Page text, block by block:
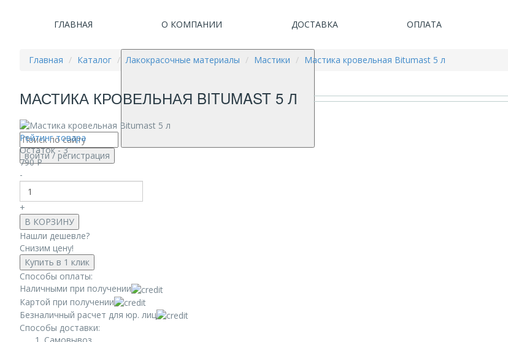
ГЛАВНАЯ О КОМПАНИИ ДОСТАВКА ОПЛАТА
войти/ регистрация
Главная Каталог Лакокрасочные материалы Мастики Мастика кровельная Bitumast 5 л
МАСТИКА КРОВЕЛЬНАЯ BITUMAST 5 Л
Рейтинг товара
Остаток - 3
790 Р
-
+
В КОРЗИНУ
Нашли дешевле?
Снизим цену!
Купить в 1 клик
Способы оплаты:
Наличными при получении
Картой при получении
Безналичный расчет для юр. лиц
Способы доставки: